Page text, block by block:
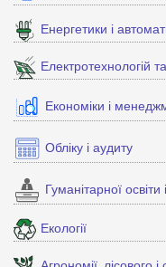
Енергетики і
Електротехнологій
Економіки і
Обліку і аудиту
Гуманітарної освіти
Екології